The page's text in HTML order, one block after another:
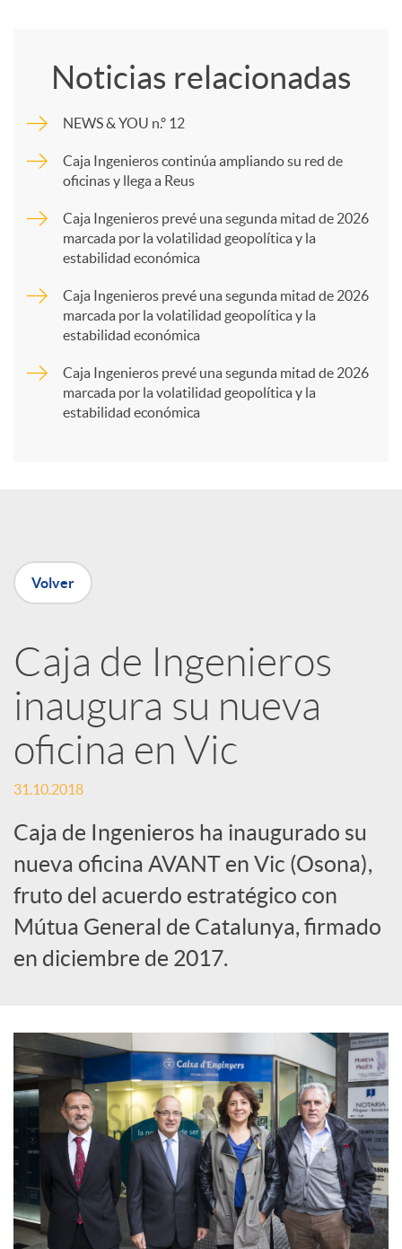
p
a
n
e
d
e
s
S
o
c
i
a
l
Noticias relacionadas
NEWS & YOU n.º 12
Caja Ingenieros continúa ampliando su red de
oficinas y llega a Reus
Caja Ingenieros prevé una segunda mitad de 2026
marcada por la volatilidad geopolítica y la
estabilidad económica
Caja Ingenieros prevé una segunda mitad de 2026
marcada por la volatilidad geopolítica y la
estabilidad económica
Caja Ingenieros prevé una segunda mitad de 2026
marcada por la volatilidad geopolítica y la
estabilidad económica
Volver
Caja de Ingenieros
inaugura su nueva
oficina en Vic
31.10.2018
Caja de Ingenieros ha inaugurado su
nueva oficina AVANT en Vic (Osona),
fruto del acuerdo estratégico con
Mútua General de Catalunya, firmado
en diciembre de 2017.